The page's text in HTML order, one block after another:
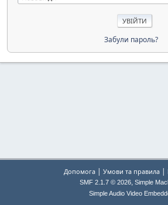
Забули пароль?
Допомога | Умови та правила |
SMF 2.1.7 © 2026, Simple
Simple Audio Video